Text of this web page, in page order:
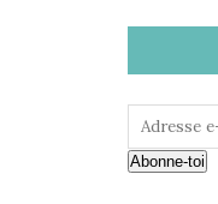
Abonne-toi